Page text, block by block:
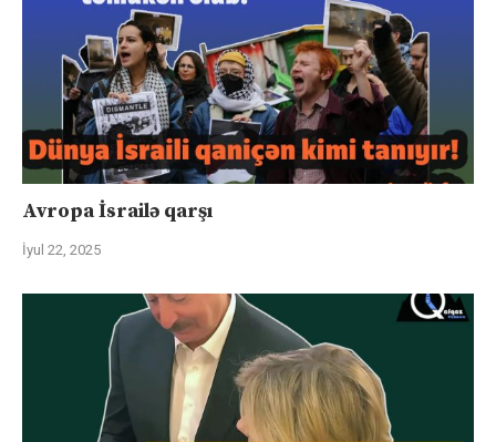
Avropa İsrailə qarşı
İyul 22, 2025